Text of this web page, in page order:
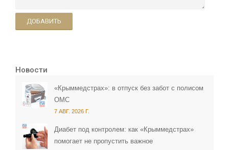
ДОБАВИТЬ
Новости
«Крыммедстрах»: в отпуск без забот с полисом
ОМС
7 АВГ. 2026 Г.
Диабет под контролем: как «Крыммедстрах»
помогает не пропустить важное